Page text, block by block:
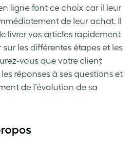
ligne font ce choix car il leur
de leur achat. Il
livrer vos articles rapidement
les différentes étapes et les
vous que votre client
réponses à ses questions et
de l’évolution de sa